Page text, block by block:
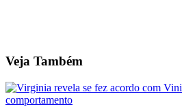
Veja Também